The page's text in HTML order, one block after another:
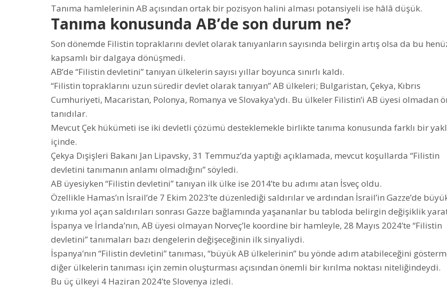
Tanıma hamlelerinin AB açısından ortak bir pozisyon halini alması potansiyeli ise hâlâ düşük.
Tanıma konusunda AB’de son durum ne?
Son dönemde Filistin topraklarını devlet olarak tanıyanların sayısında belirgin artış olsa da bu
kapsamlı bir dalgaya dönüşmedi.
AB’de “Filistin devletini” tanıyan ülkelerin sayısı yıllar boyunca sınırlı kaldı.
“Filistin topraklarını uzun süredir devlet olarak tanıyan” AB ülkeleri; Bulgaristan, Çekya, Kıbrıs
Cumhuriyeti, Macaristan, Polonya, Romanya ve Slovakya’ydı. Bu ülkeler Filistin’i AB üyesi olmadan
tanıdılar.
Mevcut Çek hükümeti ise iki devletli çözümü desteklemekle birlikte tanıma konusunda farklı bir
içinde.
Çekya Dışişleri Bakanı Jan Lipavsky, 31 Temmuz’da yaptığı açıklamada, mevcut koşullarda “Filistin
devletini tanımanın anlamı olmadığını” söyledi.
AB üyesiyken “Filistin devletini” tanıyan ilk ülke ise 2014’te bu adımı atan İsveç oldu.
Özellikle Hamas’ın İsrail’de 7 Ekim 2023’te düzenlediği saldırılar ve ardından İsrail’in Gazze’de
yıkıma yol açan saldırıları sonrası Gazze bağlamında yaşananlar bu tabloda belirgin değişiklik
İspanya ve İrlanda’nın, AB üyesi olmayan Norveç’le koordine bir hamleyle, 28 Mayıs 2024’te “Filistin
devletini” tanımaları bazı dengelerin değişeceğinin ilk sinyaliydi.
İspanya’nın “Filistin devletini” tanıması, “büyük AB ülkelerinin” bu yönde adım atabileceğini
diğer ülkelerin tanıması için zemin oluşturması açısından önemli bir kırılma noktası niteliğindeydi.
Bu üç ülkeyi 4 Haziran 2024’te Slovenya izledi.